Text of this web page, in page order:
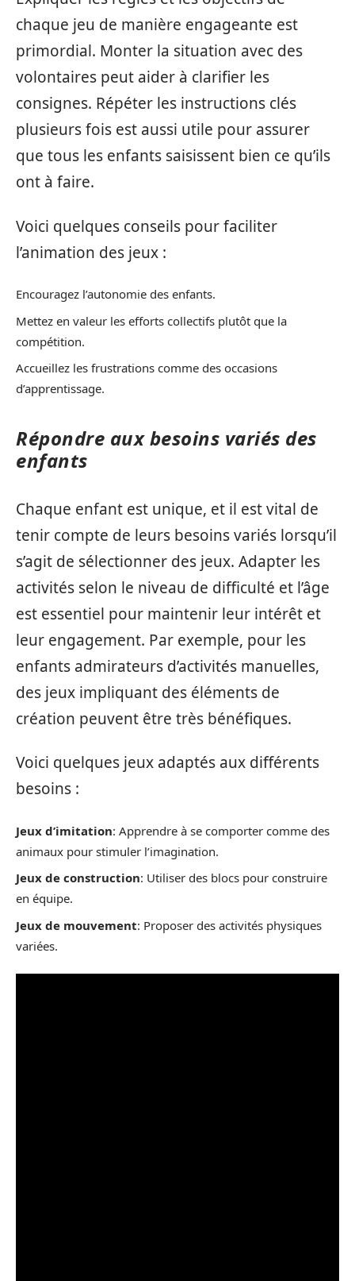
chaque jeu de manière engageante est
primordial. Monter la situation avec des
volontaires peut aider à clarifier les
consignes. Répéter les instructions clés
plusieurs fois est aussi utile pour assurer
que tous les enfants saisissent bien ce qu’ils
ont à faire.
Voici quelques conseils pour faciliter
l’animation des jeux :
Encouragez l’autonomie des enfants.
Mettez en valeur les efforts collectifs plutôt que la
compétition.
Accueillez les frustrations comme des occasions
d’apprentissage.
Répondre aux besoins variés des
enfants
Chaque enfant est unique, et il est vital de
tenir compte de leurs besoins variés lorsqu’il
s’agit de sélectionner des jeux. Adapter les
activités selon le niveau de difficulté et l’âge
est essentiel pour maintenir leur intérêt et
leur engagement. Par exemple, pour les
enfants admirateurs d’activités manuelles,
des jeux impliquant des éléments de
création peuvent être très bénéfiques.
Voici quelques jeux adaptés aux différents
besoins :
Jeux d’imitation: Apprendre à se comporter comme des
animaux pour stimuler l’imagination.
Jeux de construction: Utiliser des blocs pour construire
en équipe.
Jeux de mouvement: Proposer des activités physiques
variées.